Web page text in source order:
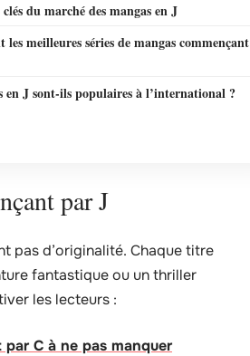
du marché des mangas en J
les meilleures séries de mangas commençant
en J sont-ils populaires à l’international ?
par J
pas d’originalité. Chaque titre
fantastique ou un thriller
les lecteurs :
C à ne pas manquer